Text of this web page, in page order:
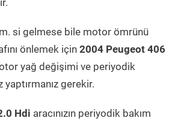
si gelmese bile motor ömrünü
önlemek için 2004 Peugeot 406
yağ değişimi ve periyodik
yaptırmanız gerekir.
Hdi aracınızın periyodik bakım